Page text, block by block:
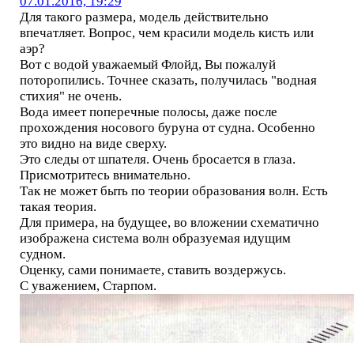
Для такого размера, модель действительно
впечатляет. Вопрос, чем красили модель кисть или
аэр?
Вот с водой уважаемый Флойд, Вы пожалуй
поторопились. Точнее сказать, получилась "водная
стихия" не очень.
Вода имеет поперечные полосы, даже после
прохождения носового буруна от судна. Особенно
это видно на виде сверху.
Это следы от шпателя. Очень бросается в глаза.
Присмотритесь внимательно.
Так не может быть по теории образования волн. Есть
такая теория.
Для примера, на будущее, во вложении схематично
изображена система волн образуемая идущим
судном.
Оценку, сами понимаете, ставить воздержусь.
С уважением, Старпом.